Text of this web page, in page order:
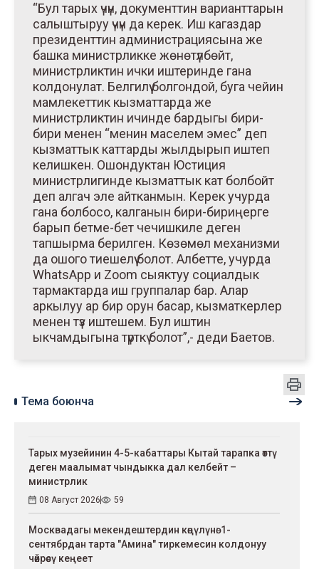
“Бул тарых үчүн, документтин варианттарын
салыштыруу үчүн да керек. Иш кагаздар
президенттин администрациясына же
башка министрликке жөнөтүлбөйт,
министрликтин ички иштеринде гана
колдонулат. Белгилүү болгондой, буга чейин
мамлекеттик кызматтарда же
министрликтин ичинде бардыгы бири-
бири менен “менин маселем эмес” деп
кызматтык каттарды жылдырып иштеп
келишкен. Ошондуктан Юстиция
министрлигинде кызматтык кат болбойт
деп алгач эле айтканмын. Керек учурда
гана болбосо, калганын бири-бириңерге
барып бетме-бет чечишкиле деген
тапшырма берилген. Көзөмөл механизми
да ошого тиешелүү болот. Албетте, учурда
WhatsApp и Zoom сыяктуу социалдык
тармактарда иш группалар бар. Алар
аркылуу ар бир орун басар, кызматкерлер
менен түз иштешем. Бул иштин
ыкчамдыгына түрткү болот”,- деди Баетов.
Тема боюнча
Тарых музейинин 4-5-кабаттары Кытай тарапка өттү
деген маалымат чындыкка дал келбейт –
министрлик
08 Август 2026 59
Москвадагы мекендештердин көңүлүнө: 1-
сентябрдан тарта "Амина" тиркемесин колдонуу
чөйрөсү кеңеет